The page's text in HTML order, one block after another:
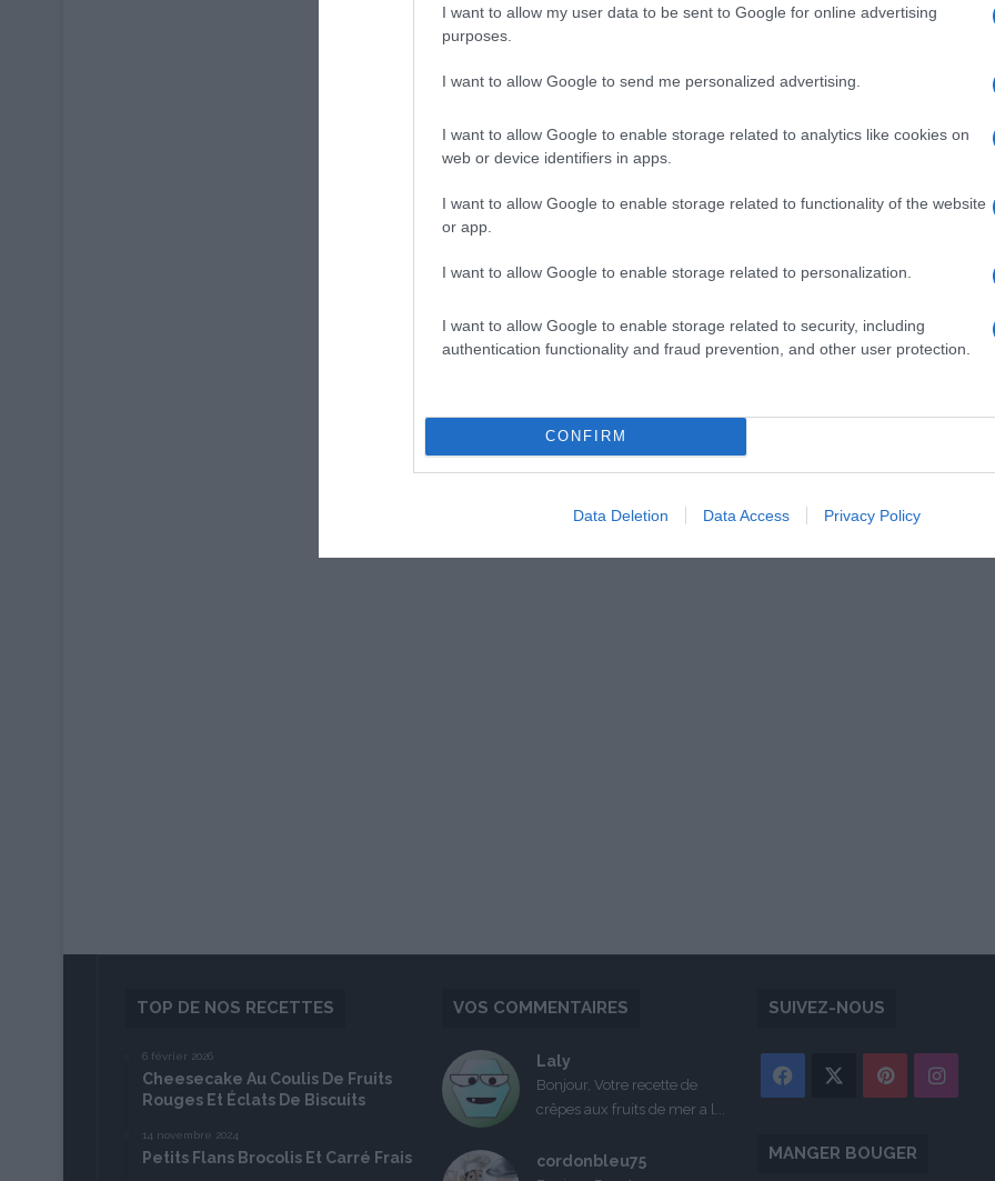
I want to allow my user data to be sent to Google for online advertising
purposes.
I want to allow Google to send me personalized advertising.
I want to allow Google to enable storage related to analytics like cookies on
web or device identifiers in apps.
I want to allow Google to enable storage related to functionality of the website
or app.
I want to allow Google to enable storage related to personalization.
I want to allow Google to enable storage related to security, including
authentication functionality and fraud prevention, and other user protection.
CONFIRM
Data Deletion Data Access Privacy Policy
TOP DE NOS RECETTES
6 février 2026
Cheesecake Au Coulis De Fruits
Rouges Et Éclats De Biscuits
14 novembre 2024
Petits Flans Brocolis Et Carré Frais
VOS COMMENTAIRES
Laly
Bonjour, Votre recette de
crêpes aux fruits de mer a l...
cordonbleu75
SUIVEZ-NOUS
Facebook Pinterest
MANGER BOUGER